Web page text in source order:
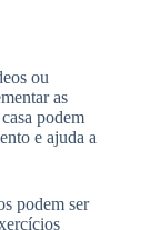
ou
as
podem
e ajuda a
podem ser